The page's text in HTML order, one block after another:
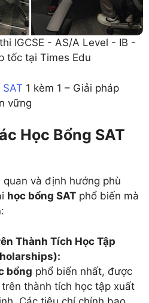
IGCSE - AS/A Level - IB -
tốc tại Times Edu
1 kèm 1 – Giải pháp
vững
Học Bổng SAT
và định hướng phù
học bổng SAT phổ biến mà
Thành Tích Học Tập
bổng phổ biến nhất, được
thành tích học tập xuất